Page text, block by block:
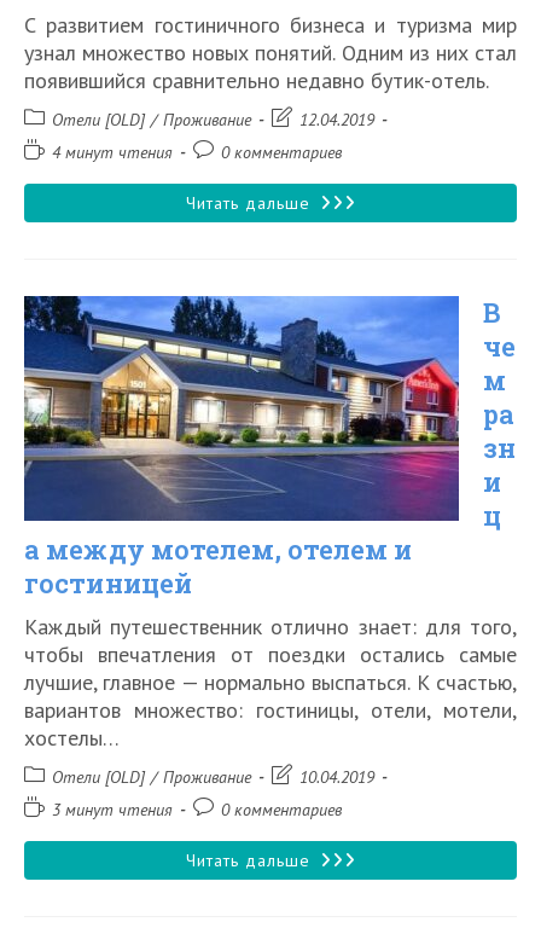
С развитием гостиничного бизнеса и туризма мир
узнал множество новых понятий. Одним из них стал
появившийся сравнительно недавно бутик-отель.
Рубрика
записи:
Отели [OLD] / Проживание
Запись12.04.2019
Время4 минут чтения
Комментарии
записи:
0 комментариев
Читать дальше Что
бутик
В
че
м
ра
зн
и
ц
а между мотелем, отелем и
гостиницей
Каждый путешественник отлично знает: для того,
чтобы впечатления от поездки остались самые
лучшие, главное — нормально выспаться. К счастью,
вариантов множество: гостиницы, отели, мотели,
хостелы…
Рубрика
записи:
Отели [OLD] / Проживание
Запись10.04.2019
Время3 минут чтения
Комментарии
записи:
0 комментариев
Читать дальше